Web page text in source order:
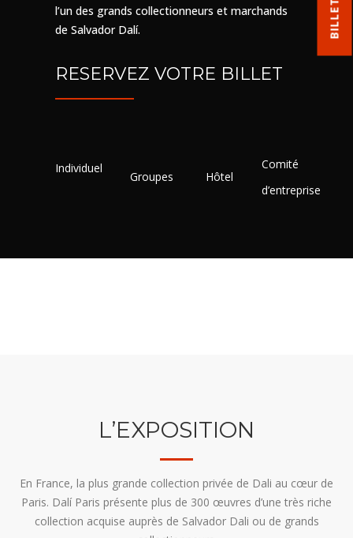
l’un des grands collectionneurs et marchands
de Salvador Dalí.
RESERVEZ VOTRE BILLET
Individuel
Groupes Hôtel
Comité
d’entreprise
L’EXPOSITION
En France, la plus grande collection privée de Dali au cœur de
Paris. Dalí Paris présente plus de 300 œuvres d’une très riche
collection acquise auprès de Salvador Dali ou de grands